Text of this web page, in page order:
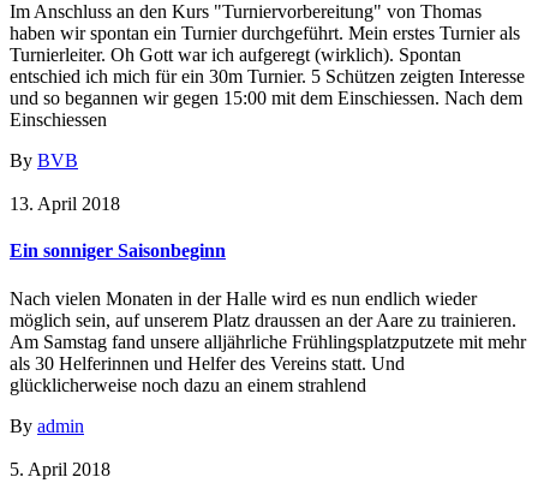
Im Anschluss an den Kurs "Turniervorbereitung" von Thomas
haben wir spontan ein Turnier durchgeführt. Mein erstes Turnier als
Turnierleiter. Oh Gott war ich aufgeregt (wirklich). Spontan
entschied ich mich für ein 30m Turnier. 5 Schützen zeigten Interesse
und so begannen wir gegen 15:00 mit dem Einschiessen. Nach dem
Einschiessen
By BVB
13. April 2018
Ein sonniger Saisonbeginn
Nach vielen Monaten in der Halle wird es nun endlich wieder
möglich sein, auf unserem Platz draussen an der Aare zu trainieren.
Am Samstag fand unsere alljährliche Frühlingsplatzputzete mit mehr
als 30 Helferinnen und Helfer des Vereins statt. Und
glücklicherweise noch dazu an einem strahlend
By admin
5. April 2018